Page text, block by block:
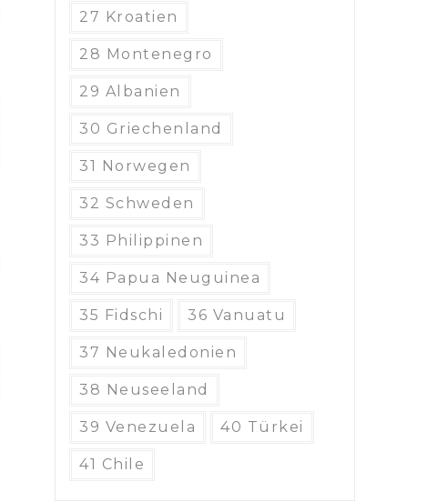
27 Kroatien
28 Montenegro
29 Albanien
30 Griechenland
31 Norwegen
32 Schweden
33 Philippinen
34 Papua Neuguinea
35 Fidschi 36 Vanuatu
37 Neukaledonien
38 Neuseeland
39 Venezuela 40 Türkei
41 Chile